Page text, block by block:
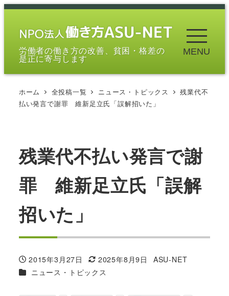
メ
労働者の働き方の改善、貧困・格差の
是正に寄与します
MENU
ホーム 全投稿一覧 ニュース・トピックス
残業代不
払い発言で謝罪 維新足立氏「誤解招いた」
残業代不払い発言で謝
罪 維新足立氏「誤解
招いた」
投稿日
2015年3月27日
更新日
2025年8月9日
著
ASU-NET
カテゴリー
ニュース・トピックス